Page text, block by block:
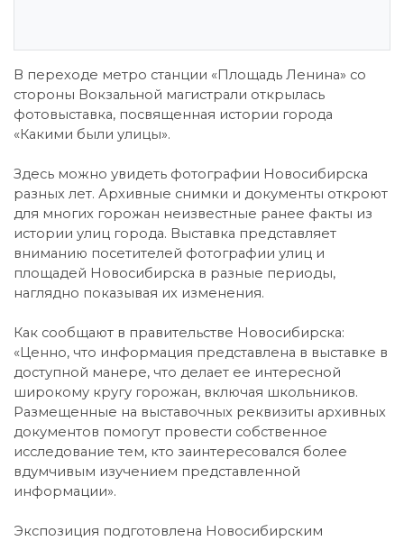
В переходе метро станции «Площадь Ленина» со
стороны Вокзальной магистрали открылась
фотовыставка, посвященная истории города
«Какими были улицы».
Здесь можно увидеть фотографии Новосибирска
разных лет. Архивные снимки и документы откроют
для многих горожан неизвестные ранее факты из
истории улиц города. Выставка представляет
вниманию посетителей фотографии улиц и
площадей Новосибирска в разные периоды,
наглядно показывая их изменения.
Как сообщают в правительстве Новосибирска:
«Ценно, что информация представлена в выставке в
доступной манере, что делает ее интересной
широкому кругу горожан, включая школьников.
Размещенные на выставочных реквизиты архивных
документов помогут провести собственное
исследование тем, кто заинтересовался более
вдумчивым изучением представленной
информации».
Экспозиция подготовлена Новосибирским